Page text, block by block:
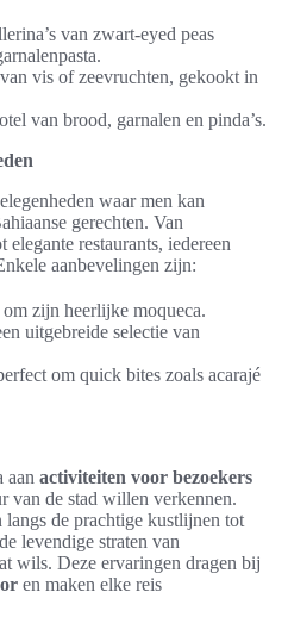
van zwart-eyed peas
vis of zeevruchten, gekookt in
van brood, garnalen en pinda’s.
waar men kan
gerechten. Van
elegante restaurants, iedereen
aanbevelingen zijn:
zijn heerlijke moqueca.
uitgebreide selectie van
om quick bites zoals acarajé
aan activiteiten voor bezoekers
van de stad willen verkennen.
de prachtige kustlijnen tot
levendige straten van
wils. Deze ervaringen dragen bij
en maken elke reis